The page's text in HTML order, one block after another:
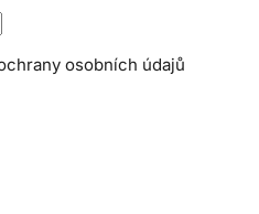
osobních údajů